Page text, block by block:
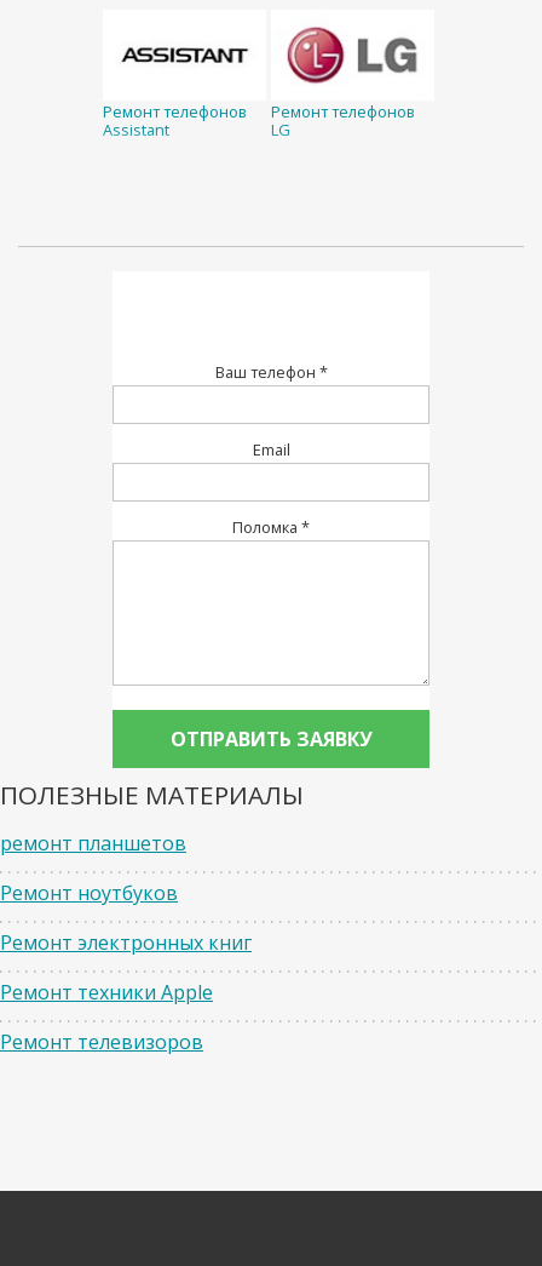
Ремонт телефонов
Assistant
Ремонт телефонов
LG
Ваш телефон *
Email
Поломка *
ПОЛЕЗНЫЕ МАТЕРИАЛЫ
ремонт планшетов
Ремонт ноутбуков
Ремонт электронных книг
Ремонт техники Apple
Ремонт телевизоров